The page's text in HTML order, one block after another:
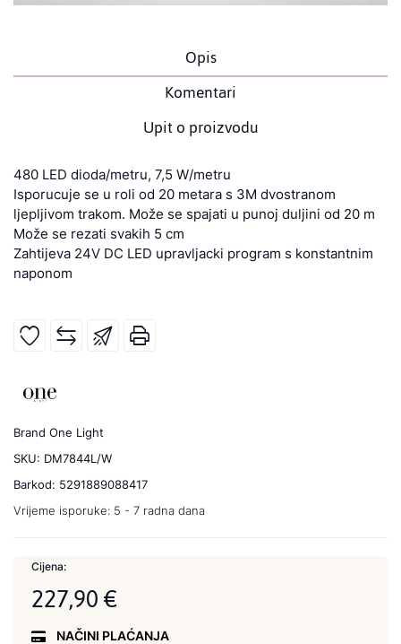
Opis
Komentari
Upit o proizvodu
480 LED dioda/metru, 7,5 W/metru
Isporucuje se u roli od 20 metara s 3M dvostranom
ljepljivom trakom. Može se spajati u punoj duljini od 20 m
Može se rezati svakih 5 cm
Zahtijeva 24V DC LED upravljacki program s konstantnim
naponom
Brand One Light
SKU: DM7844L/W
Barkod: 5291889088417
Vrijeme isporuke: 5 - 7 radna dana
Cijena:
227,90 €
NAČINI PLAĆANJA